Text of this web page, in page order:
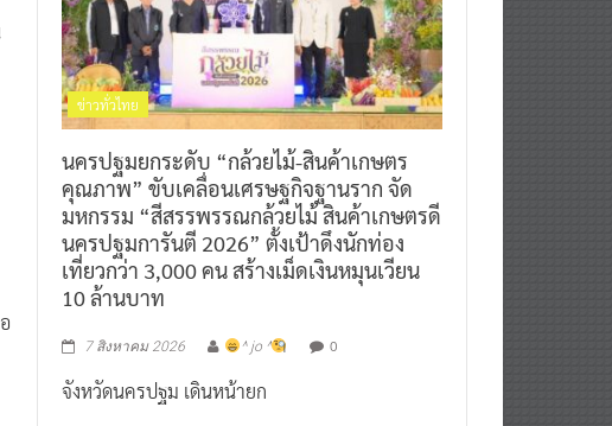
ข่าวทั่วไทย
นครปฐมยกระดับ “กล้วยไม้-สินค้าเกษตร
คุณภาพ” ขับเคลื่อนเศรษฐกิจฐานราก จัด
มหกรรม “สีสรรพรรณกล้วยไม้ สินค้าเกษตรดี
นครปฐมการันตี 2026” ตั้งเป้าดึงนักท่อง
เที่ยวกว่า 3,000 คน สร้างเม็ดเงินหมุนเวียน
10 ล้านบาท